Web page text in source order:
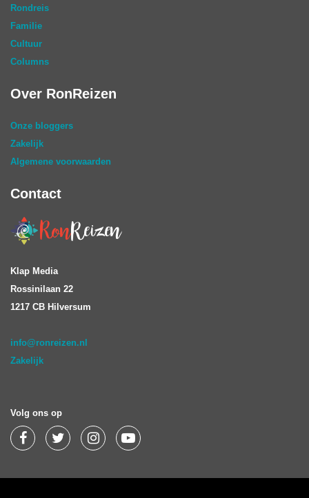
Rondreis
Familie
Cultuur
Columns
Over RonReizen
Onze bloggers
Zakelijk
Algemene voorwaarden
Contact
Klap Media
Rossinilaan 22
1217 CB Hilversum
info@ronreizen.nl
Zakelijk
Volg ons op